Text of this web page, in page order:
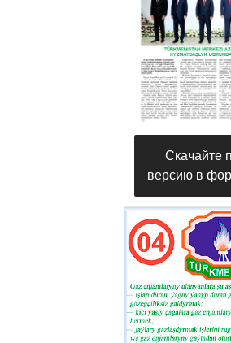
«Туркменгеология»
Атабай,
Ак-Бугдай
этой площадке,
состав Центрально-
Каракумского
месторождения,
пробурена
«Атабай-1»
1200 метров, и
отличные
результате
испытательных
проведенных в
Скачайте
версию в